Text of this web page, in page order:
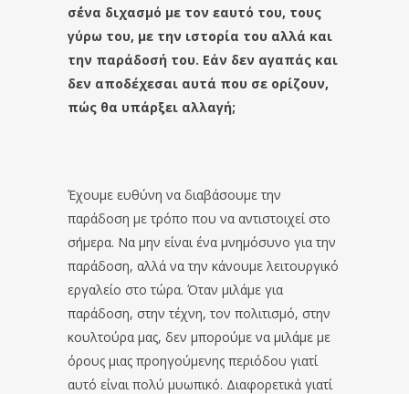
σ΄ένα διχασμό με τον εαυτό του, τους
γύρω του, με την ιστορία του αλλά και
την παράδοσή του. Εάν δεν αγαπάς και
δεν αποδέχεσαι αυτά που σε ορίζουν,
πώς θα υπάρξει αλλαγή;
Έχουμε ευθύνη να διαβάσουμε την
παράδοση με τρόπο που να αντιστοιχεί στο
σήμερα. Να μην είναι ένα μνημόσυνο για την
παράδοση, αλλά να την κάνουμε λειτουργικό
εργαλείο στο τώρα. Όταν μιλάμε για
παράδοση, στην τέχνη, τον πολιτισμό, στην
κουλτούρα μας, δεν μπορούμε να μιλάμε με
όρους μιας προηγούμενης περιόδου γιατί
αυτό είναι πολύ μυωπικό. Διαφορετικά γιατί